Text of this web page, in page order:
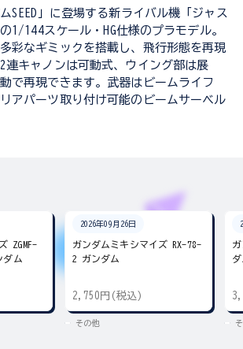
SEED」に登場する新ライバル機「ジャス
1/144スケール・HG仕様のプラモデル。
彩なギミックを搭載し、飛行形態を再現
連キャノンは可動式、ウイング部は展
で再現できます。武器はビームライフ
アパーツ取り付け可能のビームサーベル
ZGMF-
ダム
2026年09月26日
ガンダムミキシマイズ RX-78-
2 ガンダム
2,750円(税込)
その他